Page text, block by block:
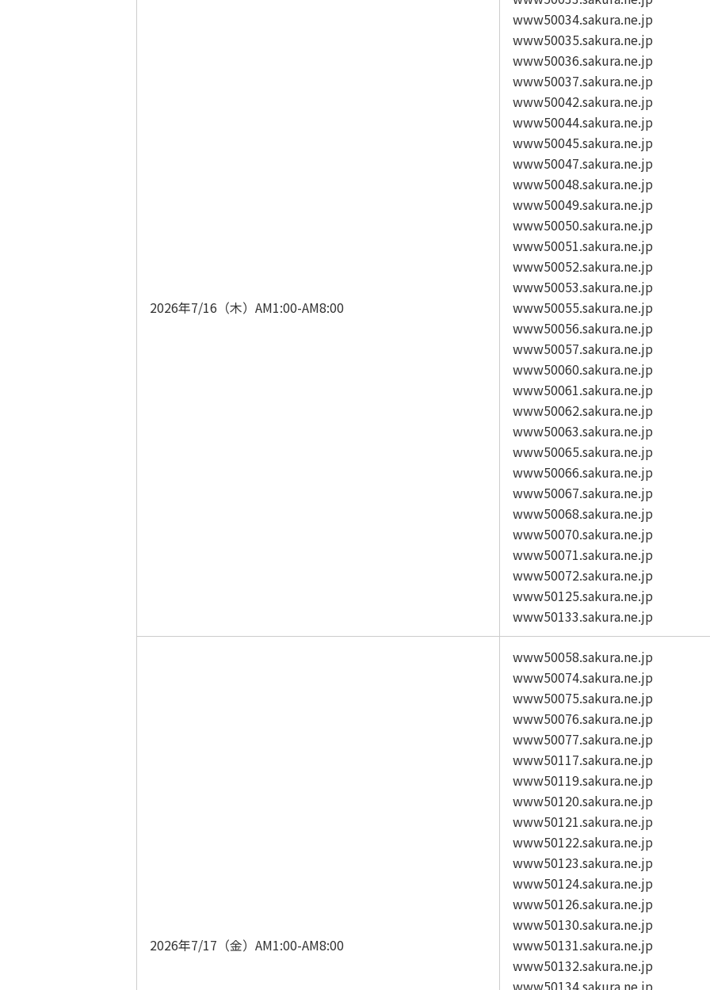
2026年7/16（木）AM1:00-AM8:00
www50034.sakura.ne.jp
www50035.sakura.ne.jp
www50036.sakura.ne.jp
www50037.sakura.ne.jp
www50042.sakura.ne.jp
www50044.sakura.ne.jp
www50045.sakura.ne.jp
www50047.sakura.ne.jp
www50048.sakura.ne.jp
www50049.sakura.ne.jp
www50050.sakura.ne.jp
www50051.sakura.ne.jp
www50052.sakura.ne.jp
www50053.sakura.ne.jp
www50055.sakura.ne.jp
www50056.sakura.ne.jp
www50057.sakura.ne.jp
www50060.sakura.ne.jp
www50061.sakura.ne.jp
www50062.sakura.ne.jp
www50063.sakura.ne.jp
www50065.sakura.ne.jp
www50066.sakura.ne.jp
www50067.sakura.ne.jp
www50068.sakura.ne.jp
www50070.sakura.ne.jp
www50071.sakura.ne.jp
www50072.sakura.ne.jp
www50125.sakura.ne.jp
www50133.sakura.ne.jp
2026年7/17（金）AM1:00-AM8:00
www50058.sakura.ne.jp
www50074.sakura.ne.jp
www50075.sakura.ne.jp
www50076.sakura.ne.jp
www50077.sakura.ne.jp
www50117.sakura.ne.jp
www50119.sakura.ne.jp
www50120.sakura.ne.jp
www50121.sakura.ne.jp
www50122.sakura.ne.jp
www50123.sakura.ne.jp
www50124.sakura.ne.jp
www50126.sakura.ne.jp
www50130.sakura.ne.jp
www50131.sakura.ne.jp
www50132.sakura.ne.jp
www50134.sakura.ne.jp